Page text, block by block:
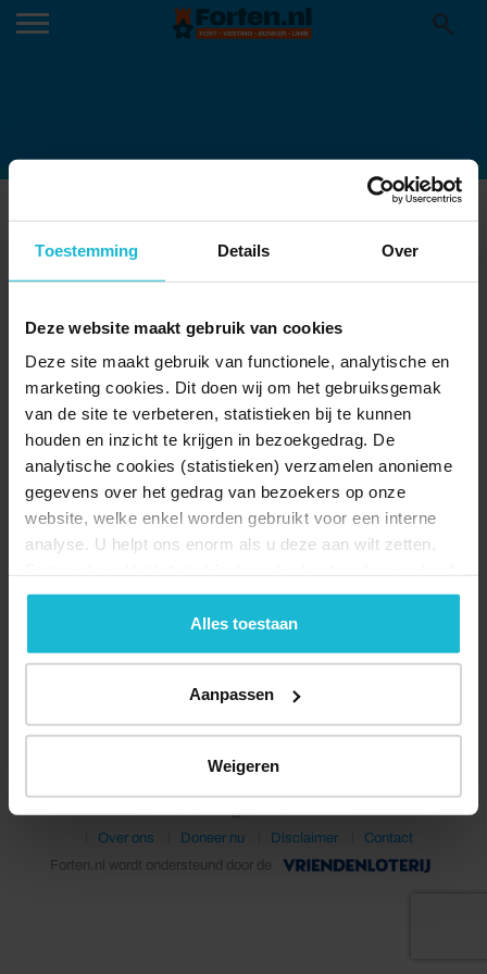
Toestemming Details Over
Deze website maakt gebruik van cookies
Deze site maakt gebruik van functionele, analytische en
marketing cookies. Dit doen wij om het gebruiksgemak
van de site te verbeteren, statistieken bij te kunnen
houden en inzicht te krijgen in bezoekgedrag. De
analytische cookies (statistieken) verzamelen anonieme
gegevens over het gedrag van bezoekers op onze
website, welke enkel worden gebruikt voor een interne
analyse. U helpt ons enorm als u deze aan wilt zetten.
geen commerciële doelstelling. U kunt deze cookies via
de knoppen accepteren, beheren of weigeren.
Alles toestaan
Aanpassen
Weigeren
© 2026 Stichting Forten Nederland
Over ons
Doneer nu Disclaimer
Contact
Forten.nl wordt ondersteund door de